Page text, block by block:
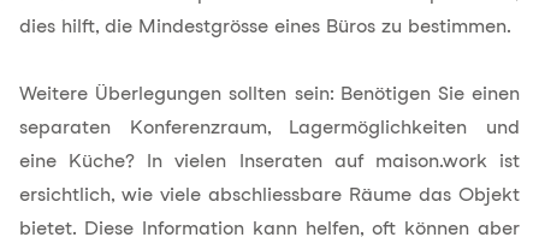
dies hilft, die Mindestgrösse eines Büros zu bestimmen.
Weitere Überlegungen sollten sein: Benötigen Sie einen
separaten Konferenzraum, Lagermöglichkeiten und
eine Küche? In vielen Inseraten auf maison.work ist
ersichtlich, wie viele abschliessbare Räume das Objekt
bietet. Diese Information kann helfen, oft können aber